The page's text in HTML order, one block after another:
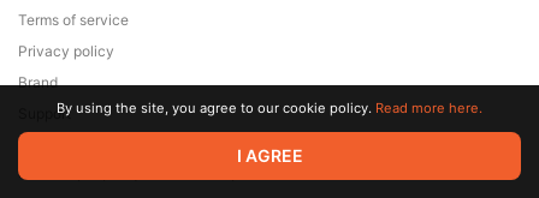
© 2026 Zaya Solutions Limited. All rights reserved. All trademarks
are the property of their respective owners.
Terms of service
Privacy policy
Brand
SupportBy using the site, you agree to our cookie policy. Read more here.
I AGREE